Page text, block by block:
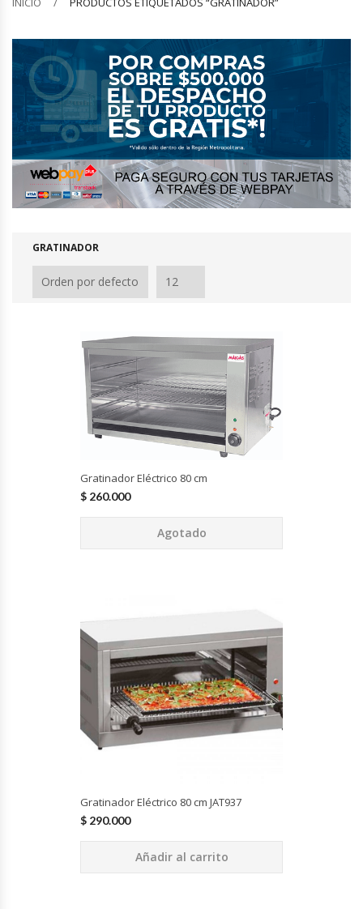
Batidoras
Bolsas De Sellado Al Vacío
Cafeteras
Calentadores De Platos
Campanas Industriales
Cocedoras De Pastas
Cocinas Industriales
Encimeras Eléctricas
Congeladoras Tapa De Vidrio
Cortadoras De Fiambre
Cortadoras De Huesos
Embutidoras
GRATINADOR
Gratinador Eléctrico 80 cm
$ 260.000
Agotado
Gratinador Eléctrico 80 cm JAT937
$ 290.000
Añadir al carrito